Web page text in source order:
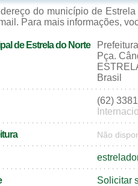
do município de
Para mais informações,
de Estrela do Norte
Pça.
Brasil
(62)
Não
Solicitar